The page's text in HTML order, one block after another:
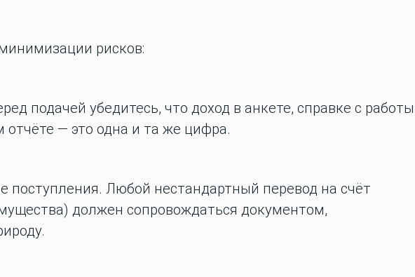
рисков:
подачей убедитесь, что доход в анкете, справке с работы
отчёте — это одна и та же цифра.
поступления. Любой нестандартный перевод на счёт
должен сопровождаться документом,